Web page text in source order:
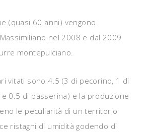
(quasi 60 anni) vengono
nel 2008 e dal 2009
montepulciano.
vitati sono 4.5 (3 di pecorino, 1 di
0.5 di passerina) e la produzione
le peculiarità di un territorio
ristagni di umidità godendo di